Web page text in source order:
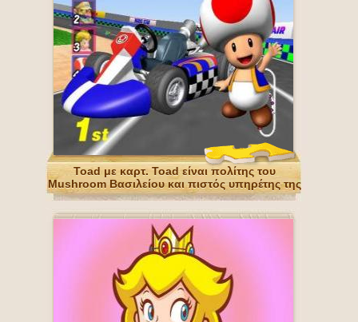
Toad με καρτ. Toad είναι πολίτης του
Mushroom Βασιλείου και πιστός υπηρέτης της
Princess Peach